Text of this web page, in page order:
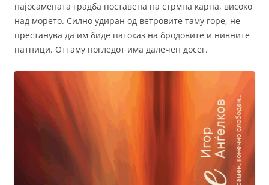
најосамената градба поставена на стрмна карпа, високо
над морето. Силно удиран од ветровите таму горе, не
престанува да им биде патоказ на бродовите и нивните
патници. Оттаму погледот има далечен досег.